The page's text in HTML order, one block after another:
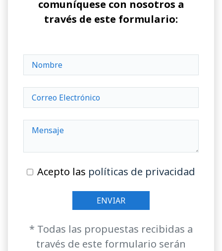
comuníquese con nosotros a
través de este formulario:
Acepto las políticas de privacidad
* Todas las propuestas recibidas a
través de este formulario serán